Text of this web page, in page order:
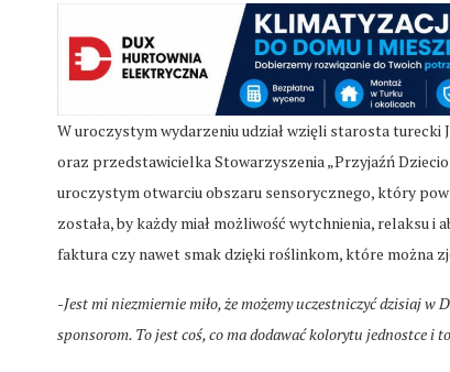
W uroczystym wydarzeniu udział wzięli starosta turecki
oraz przedstawicielka Stowarzyszenia „Przyjaźń
uroczystym otwarciu obszaru sensorycznego, który
została, by każdy miał możliwość wytchnienia, relaksu
faktura czy nawet smak dzięki roślinkom, które można
-Jest mi niezmiernie miło, że możemy uczestniczyć dzisiaj
sponsorom. To jest coś, co ma dodawać kolorytu jednostce i